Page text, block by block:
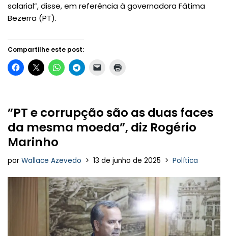
salarial”, disse, em referência à governadora Fátima
Bezerra (PT).
Compartilhe este post:
”PT e corrupção são as duas faces
da mesma moeda”, diz Rogério
Marinho
por Wallace Azevedo 13 de junho de 2025 Política